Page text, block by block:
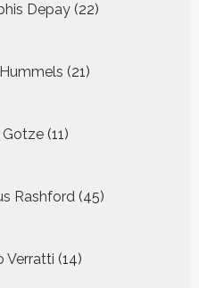
Depay 22
producten
21
producten
Gotze 11
producten
Rashford 45
producten
Verratti 14
producten